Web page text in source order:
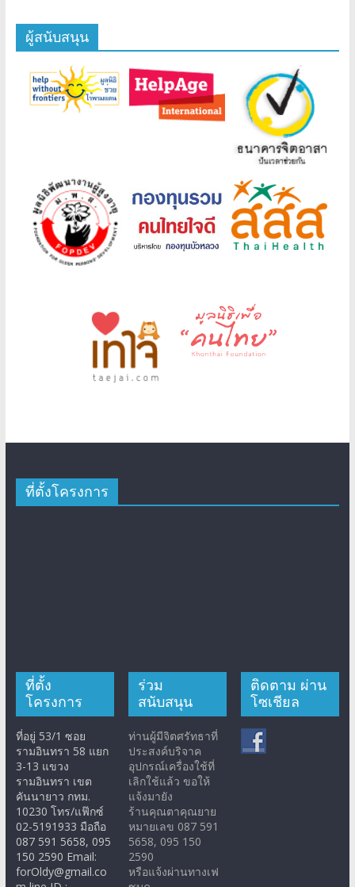
ผู้สนับสนุน
ที่ตั้งโครงการ
ที่ตั้ง
โครงการ
ที่อยู่ 53/1 ซอย
รามอินทรา 58 แยก
3-13 แขวง
รามอินทรา เขต
คันนายาว กทม.
10230 โทร/แฟ๊กซ์
02-5191933 มือถือ
087 591 5658, 095
150 2590 Email:
forOldy@gmail.co
ร่วม
สนับสนุน
ท่านผู้มีจิตศรัทธาที่
ประสงค์บริจาค
อุปกรณ์เครื่องใช้ที่
เลิกใช้แล้ว ขอให้
แจ้งมายัง
ร้านคุณตาคุณยาย
หมายเลข 087 591
5658, 095 150
2590
หรือแจ้งผ่านทางเฟ
ติดตาม ผ่าน
โซเชียล